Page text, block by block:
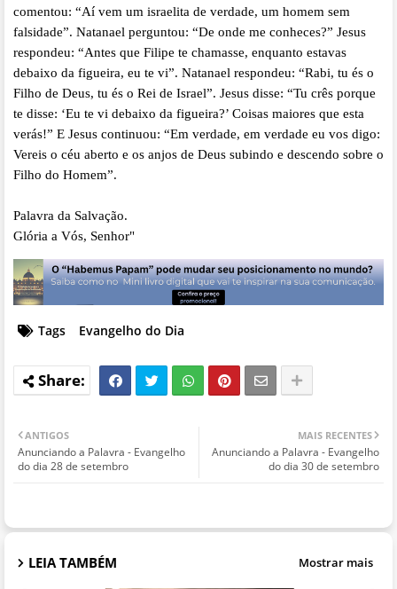
comentou: “Aí vem um israelita de verdade, um homem sem
falsidade”. Natanael perguntou: “De onde me conheces?” Jesus
respondeu: “Antes que Filipe te chamasse, enquanto estavas
debaixo da figueira, eu te vi”. Natanael respondeu: “Rabi, tu és o
Filho de Deus, tu és o Rei de Israel”. Jesus disse: “Tu crês porque
te disse: ‘Eu te vi debaixo da figueira?’ Coisas maiores que esta
verás!” E Jesus continuou: “Em verdade, em verdade eu vos digo:
Vereis o céu aberto e os anjos de Deus subindo e descendo sobre o
Filho do Homem”.
Palavra da Salvação.
Glória a Vós, Senhor"
Tags Evangelho do Dia
MAIS RECENTES
Anunciando a Palavra - Evangelho
do dia 30 de setembro
ANTIGOS
Anunciando a Palavra - Evangelho
do dia 28 de setembro
LEIA TAMBÉM Mostrar mais